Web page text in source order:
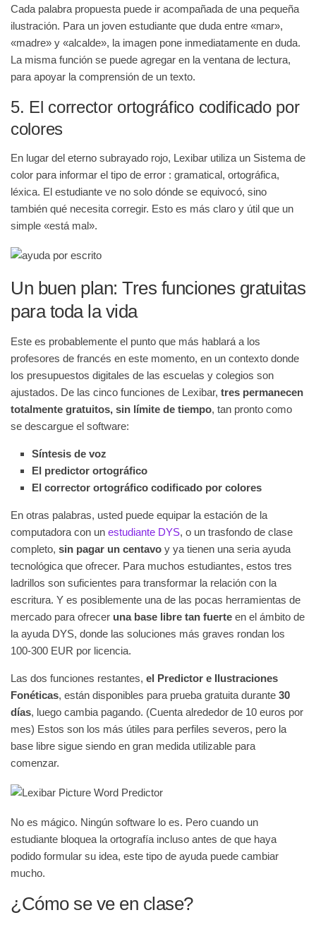
Cada palabra propuesta puede ir acompañada de una pequeña
ilustración. Para un joven estudiante que duda entre «mar»,
«madre» y «alcalde», la imagen pone inmediatamente en duda.
La misma función se puede agregar en la ventana de lectura,
para apoyar la comprensión de un texto.
5. El corrector ortográfico codificado por
colores
En lugar del eterno subrayado rojo, Lexibar utiliza un Sistema de
color para informar el tipo de error : gramatical, ortográfica,
léxica. El estudiante ve no solo dónde se equivocó, sino
también qué necesita corregir. Esto es más claro y útil que un
simple «está mal».
Un buen plan: Tres funciones gratuitas
para toda la vida
Este es probablemente el punto que más hablará a los
profesores de francés en este momento, en un contexto donde
los presupuestos digitales de las escuelas y colegios son
ajustados. De las cinco funciones de Lexibar, tres permanecen
totalmente gratuitos, sin límite de tiempo, tan pronto como
se descargue el software:
Síntesis de voz
El predictor ortográfico
El corrector ortográfico codificado por colores
En otras palabras, usted puede equipar la estación de la
computadora con un estudiante DYS, o un trasfondo de clase
completo, sin pagar un centavo y ya tienen una seria ayuda
tecnológica que ofrecer. Para muchos estudiantes, estos tres
ladrillos son suficientes para transformar la relación con la
escritura. Y es posiblemente una de las pocas herramientas de
mercado para ofrecer una base libre tan fuerte en el ámbito de
la ayuda DYS, donde las soluciones más graves rondan los
100-300 EUR por licencia.
Las dos funciones restantes, el Predictor e Ilustraciones
Fonéticas, están disponibles para prueba gratuita durante 30
días, luego cambia pagando. (Cuenta alrededor de 10 euros por
mes) Estos son los más útiles para perfiles severos, pero la
base libre sigue siendo en gran medida utilizable para
comenzar.
No es mágico. Ningún software lo es. Pero cuando un
estudiante bloquea la ortografía incluso antes de que haya
podido formular su idea, este tipo de ayuda puede cambiar
mucho.
¿Cómo se ve en clase?